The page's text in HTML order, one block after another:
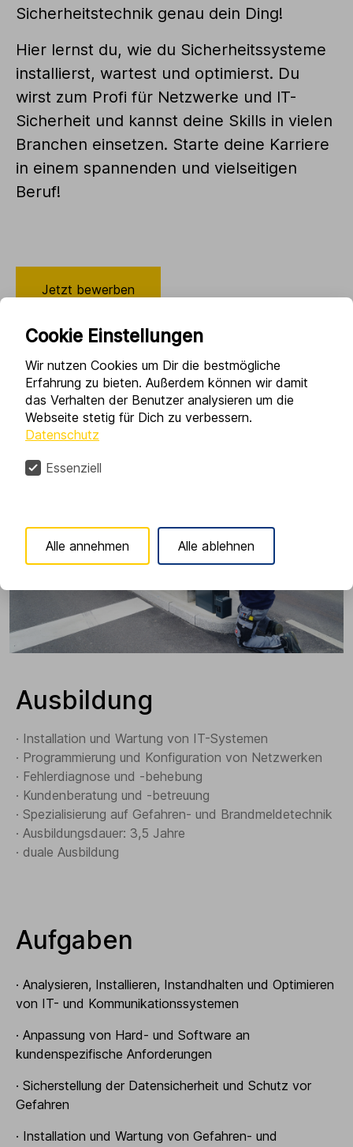
Sicherheitstechnik genau dein Ding!
Hier lernst du, wie du Sicherheitssysteme
installierst, wartest und optimierst. Du
wirst zum Profi für Netzwerke und IT-
Sicherheit und kannst deine Skills in vielen
Branchen einsetzen. Starte deine Karriere
in einem spannenden und vielseitigen
Beruf!
Jetzt bewerben
Ausbildung
· Installation und Wartung von IT-Systemen
· Programmierung und Konfiguration von Netzwerken
· Fehlerdiagnose und -behebung
· Kundenberatung und -betreuung
· Spezialisierung auf Gefahren- und Brandmeldetechnik
· Ausbildungsdauer: 3,5 Jahre
· duale Ausbildung
Aufgaben
· Analysieren, Installieren, Instandhalten und Optimieren
von IT- und Kommunikationssystemen
· Anpassung von Hard- und Software an
kundenspezifische Anforderungen
· Sicherstellung der Datensicherheit und Schutz vor
Gefahren
· Installation und Wartung von Gefahren- und
Cookie Einstellungen
Wir nutzen Cookies um Dir die bestmögliche
Erfahrung zu bieten. Außerdem können wir damit
das Verhalten der Benutzer analysieren um die
Webseite stetig für Dich zu verbessern.
Datenschutz
Essenziell
Alle annehmen Alle ablehnen